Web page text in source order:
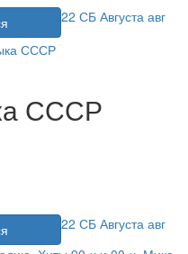
22 СБ Августа авг
СССР
22 СБ Августа авг